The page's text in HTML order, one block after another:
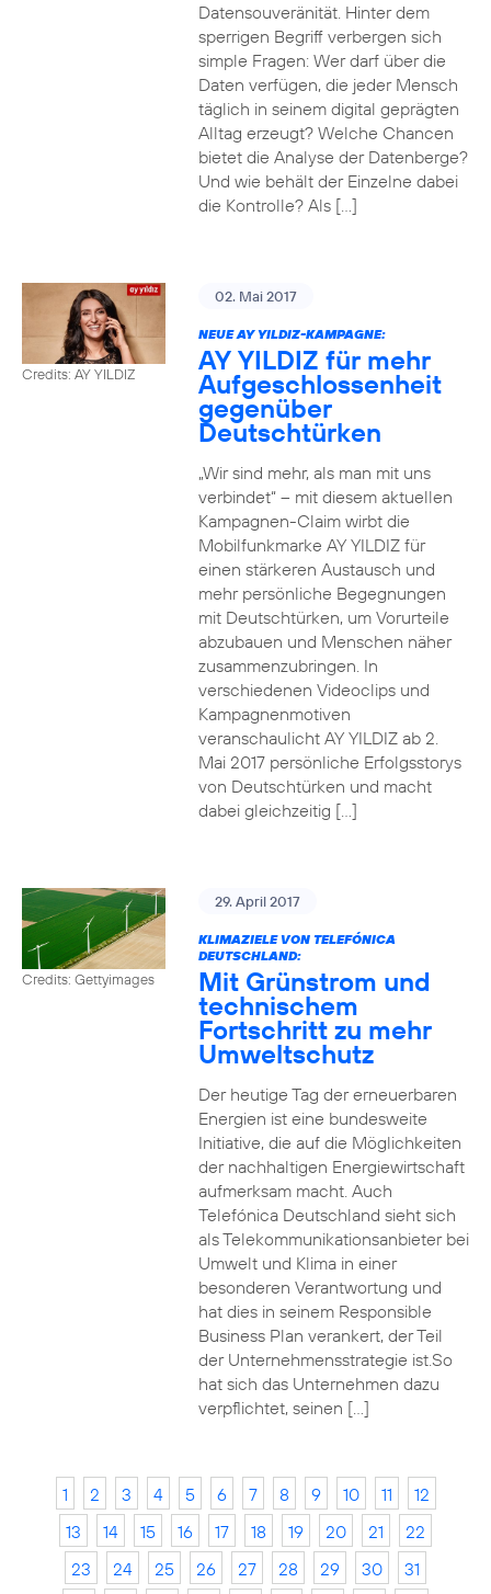
Datensouveränität. Hinter dem
sperrigen Begriff verbergen sich
simple Fragen: Wer darf über die
Daten verfügen, die jeder Mensch
täglich in seinem digital geprägten
Alltag erzeugt? Welche Chancen
bietet die Analyse der Datenberge?
Und wie behält der Einzelne dabei
die Kontrolle? Als […]
Credits: AY YILDIZ
02. Mai 2017
NEUE AY YILDIZ-KAMPAGNE:
AY YILDIZ für mehr
Aufgeschlossenheit
gegenüber
Deutschtürken
„Wir sind mehr, als man mit uns
verbindet“ – mit diesem aktuellen
Kampagnen-Claim wirbt die
Mobilfunkmarke AY YILDIZ für
einen stärkeren Austausch und
mehr persönliche Begegnungen
mit Deutschtürken, um Vorurteile
abzubauen und Menschen näher
zusammenzubringen. In
verschiedenen Videoclips und
Kampagnenmotiven
veranschaulicht AY YILDIZ ab 2.
Mai 2017 persönliche Erfolgsstorys
von Deutschtürken und macht
dabei gleichzeitig […]
Credits: Gettyimages
29. April 2017
KLIMAZIELE VON TELEFÓNICA
DEUTSCHLAND:
Mit Grünstrom und
technischem
Fortschritt zu mehr
Umweltschutz
Der heutige Tag der erneuerbaren
Energien ist eine bundesweite
Initiative, die auf die Möglichkeiten
der nachhaltigen Energiewirtschaft
aufmerksam macht. Auch
Telefónica Deutschland sieht sich
als Telekommunikationsanbieter bei
Umwelt und Klima in einer
besonderen Verantwortung und
hat dies in seinem Responsible
Business Plan verankert, der Teil
der Unternehmensstrategie ist.So
hat sich das Unternehmen dazu
verpflichtet, seinen […]
1 2 3 4 5 6 7 8 9 10 11
12
13
14 15 16 17 18 19 20 21
22
23
24 25 26 27 28 29 30
31